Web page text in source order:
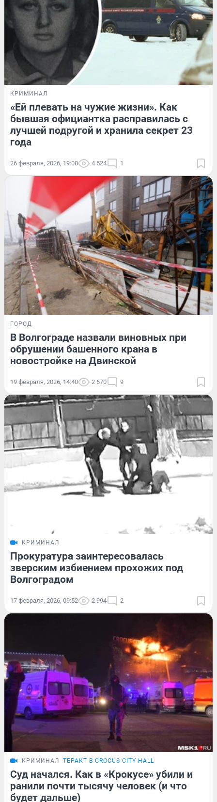
КРИМИНАЛ
«Ей плевать на чужие жизни». Как
бывшая официантка расправилась с
лучшей подругой и хранила секрет 23
года
26 февраля, 2026, 19:00 4 524 1
ГОРОД
В Волгограде назвали виновных при
обрушении башенного крана в
новостройке на Двинской
19 февраля, 2026, 14:40 2 670 9
КРИМИНАЛ
Прокуратура заинтересовалась
зверским избиением прохожих под
Волгоградом
17 февраля, 2026, 09:52 2 994 2
КРИМИНАЛ ТЕРАКТ В CROCUS CITY HALL
Суд начался. Как в «Крокусе» убили и
ранили почти тысячу человек (и что
будет дальше)